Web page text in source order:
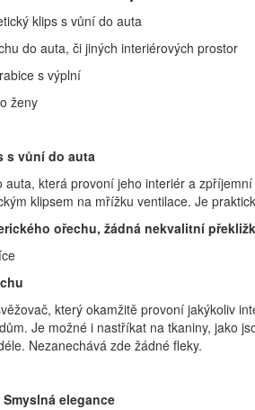
klips s vůní do auta
do auta, či jiných interiérových prostor
s výplní
ženy
s vůní do auta
auta, která provoní jeho interiér a
klipsem na mřížku ventilace. Je
ořechu, žádná nekvalitní
který okamžitě provoní jakýkoliv
Je možné i nastříkat na tkaniny, jako
Nezanechává zde žádné fleky.
elegance